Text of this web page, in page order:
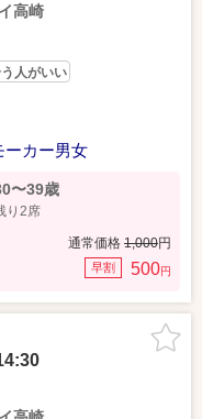
高崎
人がいい
ーカー男女
〜39歳
り2席
通常価格 1,000円
早割 500円